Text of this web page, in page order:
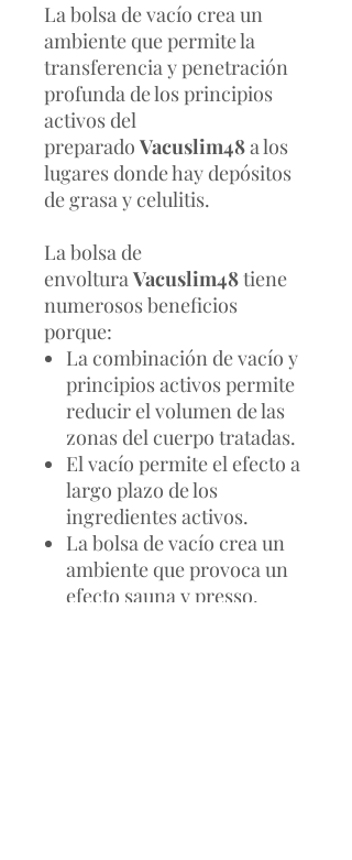
La bolsa de vacío crea un
ambiente que permite la
transferencia y penetración
profunda de los principios
activos del
preparado Vacuslim48a los
lugares donde hay depósitos
de grasa y celulitis.
La bolsa de
envolturaVacuslim48tiene
numerosos beneficios
porque:
La combinación de vacío y
principios activos permite
reducir el volumen de las
zonas del cuerpo tratadas.
El vacío permite el efecto a
largo plazo de los
ingredientes activos.
La bolsa de vacío crea un
ambiente que provoca un
efecto sauna y presso.